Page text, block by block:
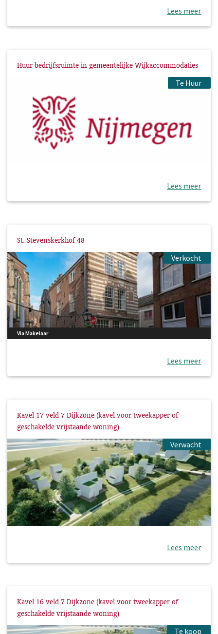
Lees meer
Huur bedrijfsruimte in gemeentelijke Wijkaccommodaties
Te Huur
Lees meer
St. Stevenskerkhof 48
Verkocht
Via Makelaar
Lees meer
Kavel 17 veld 7 Dijkzone (kavel voor tweekapper of
geschakelde vrijstaande woning)
Verwacht
Lees meer
Kavel 16 veld 7 Dijkzone (kavel voor tweekapper of
geschakelde vrijstaande woning)
Te koop